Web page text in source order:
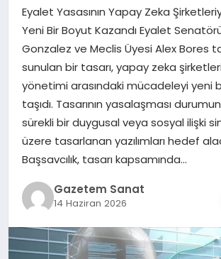
EKONOMI
SAĞLIK
DÜNYA
EĞITIM
Eyalet Yasasının Yapay Zeka
Yeni Bir Boyut Kazandı Eyalet
Gonzalez ve Meclis Üyesi Alex Bores
sunulan bir tasarı, yapay zeka
yönetimi arasındaki mücadeleyi yeni
taşıdı. Tasarının yasalaşması
sürekli bir duygusal veya sosyal ilişki
üzere tasarlanan yazılımları hedef
Başsavcılık, tasarı kapsamında…
Gazetem Sanat
14 Haziran 2026